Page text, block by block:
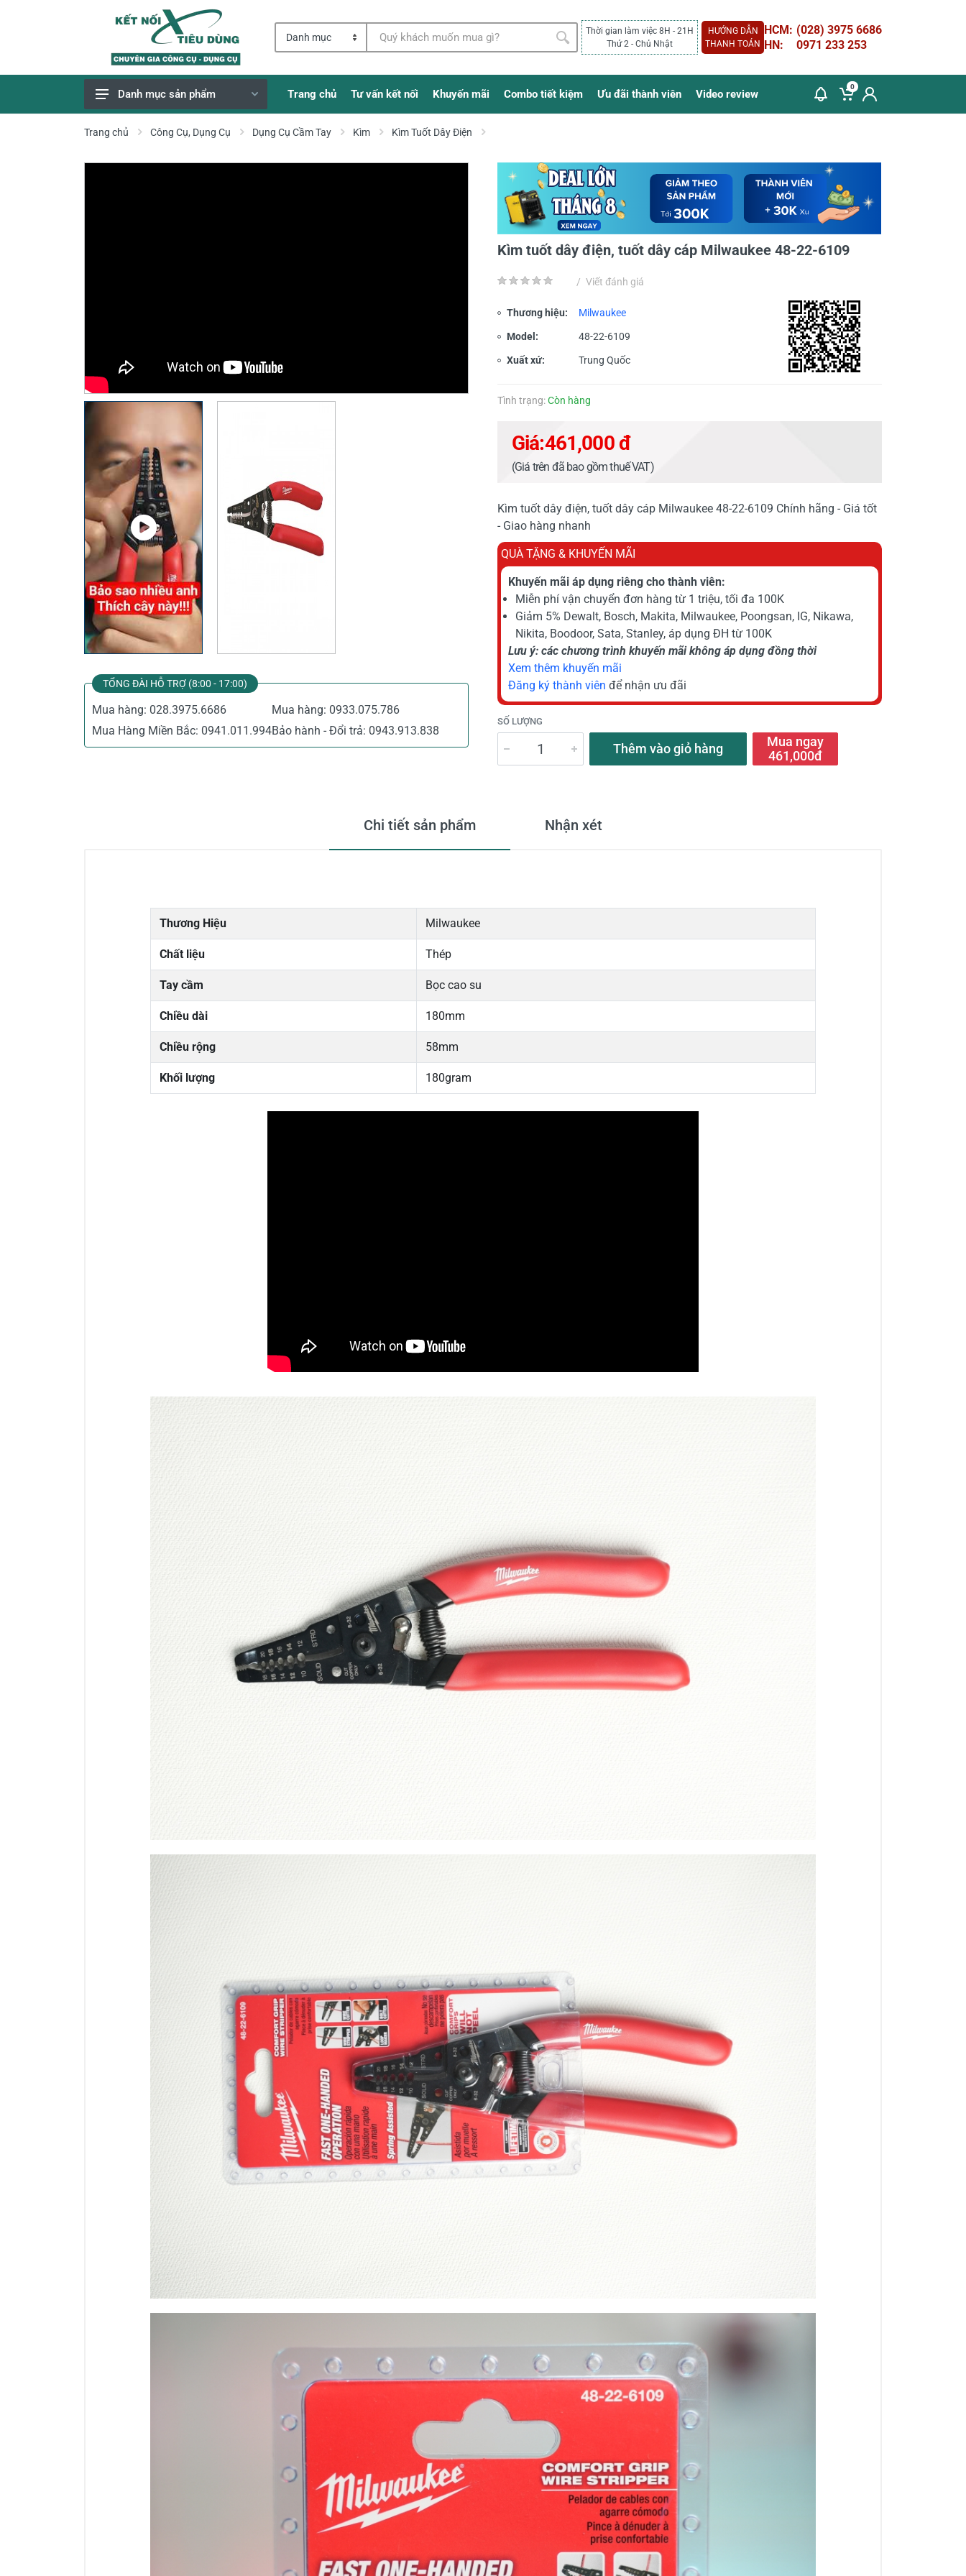
Thời gian làm việc 8H - 21H
Thứ 2 - Chủ Nhật
HƯỚNG DẪN
THANH TOÁN
HCM: (028) 3975 6686
HN:
0971 233 253
Giao Hàng Miễn Phí
Thước Đo Laser
Đồ Bảo Hộ Lao Động
Danh mục sản phẩm Trang chủ Tư vấn kết nối Khuyến mãi Combo tiết kiệm Ưu đãi thành viên Video review
0
Trang chủ Công Cụ, Dụng Cụ Dụng Cụ Cầm Tay Kìm Kìm Tuốt Dây Điện
TỔNG ĐÀI HỖ TRỢ (8:00 - 17:00)
Mua hàng: 028.3975.6686 Mua hàng: 0933.075.786
Mua Hàng Miền Bắc: 0941.011.994Bảo hành - Đổi trả: 0943.913.838
Kìm tuốt dây điện, tuốt dây cáp Milwaukee 48-22-6109
/ Viết đánh giá
Thương hiệu: Milwaukee
Model: 48-22-6109
Xuất xứ: Trung Quốc
Tình trạng:Còn hàng
Giá:461,000 đ
(Giá trên đã bao gồm thuế VAT)
Kìm tuốt dây điện, tuốt dây cáp Milwaukee 48-22-6109 Chính hãng - Giá tốt
- Giao hàng nhanh
QUÀ TẶNG & KHUYẾN MÃI
Khuyến mãi áp dụng riêng cho thành viên:
Miễn phí vận chuyển đơn hàng từ 1 triệu, tối đa 100K
Giảm 5% Dewalt, Bosch, Makita, Milwaukee, Poongsan, IG, Nikawa,
Nikita, Boodoor, Sata, Stanley, áp dụng ĐH từ 100K
Lưu ý: các chương trình khuyến mãi không áp dụng đồng thời
Xem thêm khuyến mãi
Đăng ký thành viên để nhận ưu đãi
SỐ LƯỢNG
Thêm vào giỏ hàng
Mua ngay
461,000đ
Chi tiết sản phẩm Nhận xét
Thương Hiệu Milwaukee
Chất liệu Thép
Tay cầm Bọc cao su
Chiều dài 180mm
Chiều rộng 58mm
Khối lượng 180gram